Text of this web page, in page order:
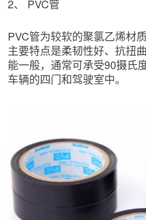
2、 PVC管
PVC管为较软的聚氯乙烯材
主要特点是柔韧性好、抗扭
能一般，通常可承受90摄氏
车辆的四门和驾驶室中。